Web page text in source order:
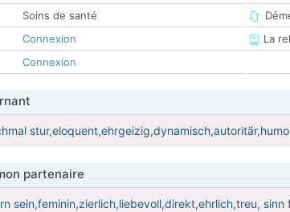
Soins de santé
Connexion
Connexion
La
partenaire
sein,feminin,zierlich,liebevoll,direkt,ehrlich,treu, sinn